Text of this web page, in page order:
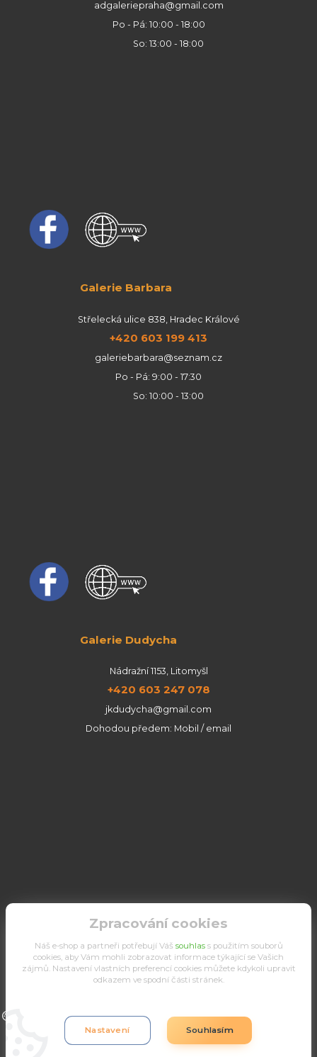
adgaleriepraha@gmail.com
Po - Pá: 10:00 - 18:00
So: 13:00 - 18:00
Galerie Barbara
Střelecká ulice 838, Hradec Králové
+420 603 199 413
galeriebarbara@seznam.cz
Po - Pá: 9:00 - 17:30
So: 10:00 - 13:00
Galerie Dudycha
Nádražní 1153, Litomyšl
+420 603 247 078
jkdudycha@gmail.com
Dohodou předem: Mobil / email
Upravit sběr cookies.
Zpracování cookies
Náš e-shop a partneři potřebují Váš souhlass použitím souborů
cookies, aby Vám mohli zobrazovat informace týkající se Vašich
zájmů. Nastavení vlastních preferencí cookies můžete kdykoli upravit
odkazem ve spodní části stránek.
Nastavení Souhlasím